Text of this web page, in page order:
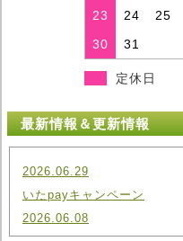
23
24 25
30
31
定休日
最新情報＆更新情報
2026.06.29
いたpayキャンペーン
2026.06.08